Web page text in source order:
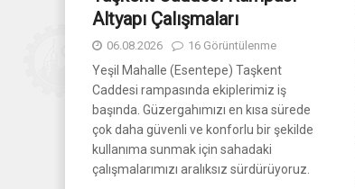
Altyapı Çalışmaları
06.08.2026 16 Görüntülenme
Yeşil Mahalle (Esentepe) Taşkent
Caddesi rampasında ekiplerimiz iş
başında. Güzergahımızı en kısa sürede
çok daha güvenli ve konforlu bir şekilde
kullanıma sunmak için sahadaki
çalışmalarımızı aralıksız sürdürüyoruz.